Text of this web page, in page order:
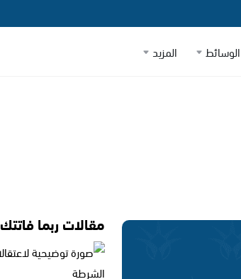
الوسائط المزيد
مقالات ربما فاتتك